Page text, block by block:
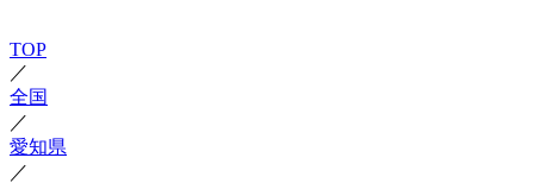
TOP
／
全国
／
愛知県
／